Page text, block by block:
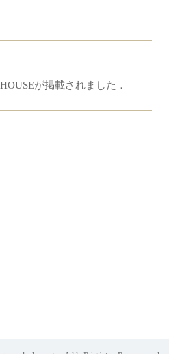
が掲載されました．